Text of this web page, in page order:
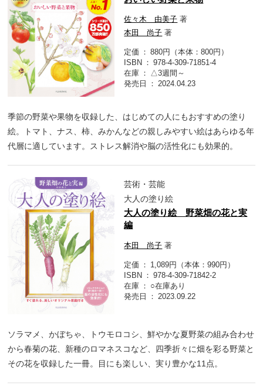
佐々木 由美子 著
本田 尚子 著
定価
880円（本体：800円）
ISBN
978-4-309-71851-4
在庫
△3週間～
発売日
2024.04.23
季節の野菜や果物を収録した、はじめての人にもおすすめの塗り
絵。トマト、ナス、柿、みかんなどの親しみやすい絵はあらゆる年
代層に適しています。ストレス解消や脳の活性化にも効果的。
芸術・芸能
大人の塗り絵
大人の塗り絵 野菜畑の花と実
編
本田 尚子 著
定価
1,089円（本体：990円）
ISBN
978-4-309-71842-2
在庫
○在庫あり
発売日
2023.09.22
ソラマメ、かぼちゃ、トウモロコシ、鮮やかな夏野菜の組み合わせ
から春菊の花、新種のロマネスコなど、四季折々に畑を彩る野菜と
その花を収録した一冊。目にも楽しい、実り豊かな11点。